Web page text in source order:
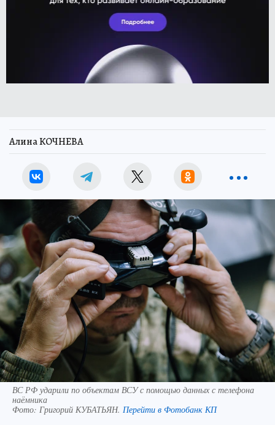
Алина КОЧНЕВА
ВС РФ ударили по объектам ВСУ с помощью данных с телефона
наёмника
Фото: Григорий КУБАТЬЯН. Перейти в Фотобанк КП